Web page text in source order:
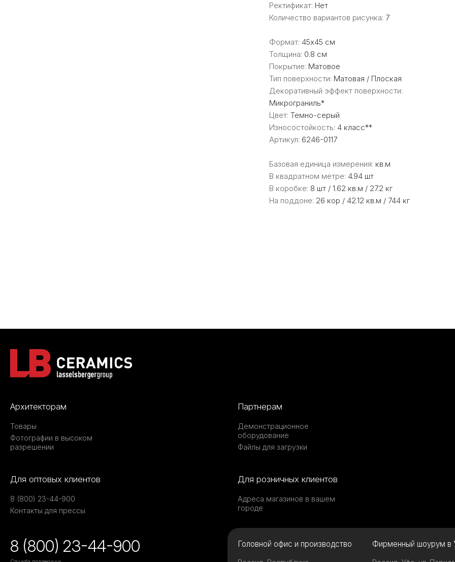
Ректификат: Нет
Количество вариантов рисунка: 7
Формат: 45x45 см
Толщина: 0.8 см
Покрытие: Матовое
Тип поверхности: Матовая / Плоская
Декоративный эффект поверхности:
Микрограниль*
Цвет: Темно-серый
Износостойкость: 4 класс**
Артикул: 6246-0117
Базовая единица измерения: кв.м
В квадратном метре: 4.94 шт
В коробке: 8 шт / 1.62 кв.м / 27.2 кг
На поддоне: 26 кор / 42.12 кв.м / 744 кг
Архитекторам
Товары
Фотографии в высоком
разрешении
Партнерам
Демонстрационное
оборудование
Файлы для загрузки
Для оптовых клиентов
8 (800) 23-44-900
Контакты для прессы
Для розничных клиентов
Адреса магазинов в вашем
городе
8 (800) 23-44-900 Головной офис и производство Фирменный шоурум в